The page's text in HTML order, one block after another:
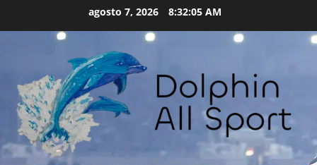
agosto 7, 2026 8:32:06 AM